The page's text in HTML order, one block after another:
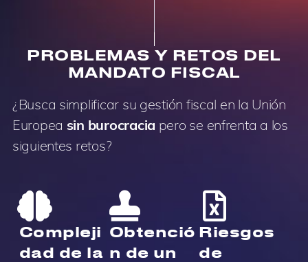
PROBLEMAS Y RETOS DEL
MANDATO FISCAL
¿Busca simplificar su gestión fiscal en la Unión
Europea sin burocracia pero se enfrenta a los
siguientes retos?
Compleji
dad de la
Obtenció
n de un
Riesgos
de